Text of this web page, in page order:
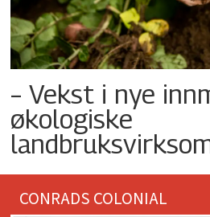
– Vekst i nye
økologiske
CONRADS COLONIAL